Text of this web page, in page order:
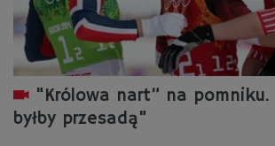
"Królowa nart” na
byłby przesadą"